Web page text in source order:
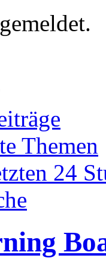
Themen
24